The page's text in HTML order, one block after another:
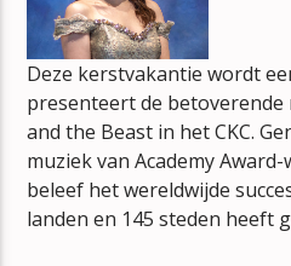
mz-radio
Deze kerstvakantie wordt
presenteert de betoverende
and the Beast in het CKC.
muziek van Academy
beleef het wereldwijde
landen en 145 steden heeft